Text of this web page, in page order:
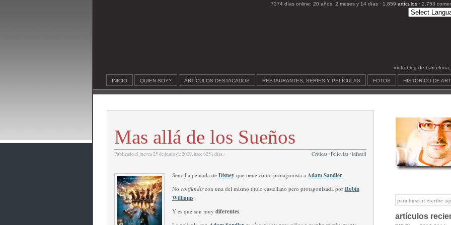
7374 días online: 20 años, 2 meses y 14 días · 1.859 artículos· 2.753
metroblog de
INICIO QUIEN SOY? ARTÍCULOS DESTACADOS RESTAURANTES, SERIES Y PELÍCULAS FOTOS HISTÓRICO DE
Mas allá de los Sueños
Publicado el jueves 25 de junio de 2009, hace 6251 días. Críticas•Peliculas•infantil
Sencilla película de Disney que tiene como protagonista a Adam Sandler.
No confundircon una del mismo título castellano pero protagonizada por Robin
Williams.
Y es que son muy diferentes.
artículos